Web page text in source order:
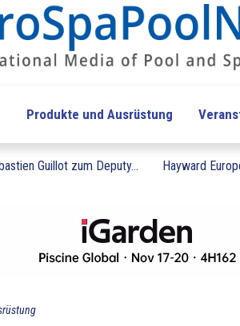
Produkte und Ausrüstung
Guillot zum Deputy... Hayward